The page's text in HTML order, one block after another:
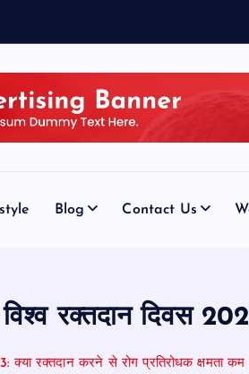
Blog Contact Us
रक्तदान दिवस
क्या रक्तदान करने से रोग प्रतिरोधक क्षमता